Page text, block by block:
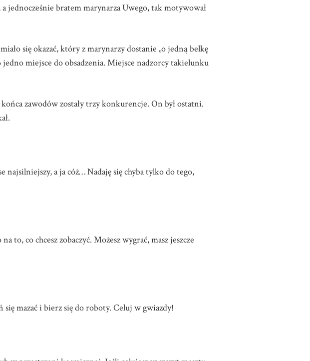
jednocześnie bratem marynarza Uwego, tak motywował
się okazać, który z marynarzy dostanie „o jedną belkę
miejsce do obsadzenia. Miejsce nadzorcy takielunku
zawodów zostały trzy konkurencje. On był ostatni.
najsilniejszy, a ja cóż… Nadaję się chyba tylko do tego,
co chcesz zobaczyć. Możesz wygrać, masz jeszcze
mazać i bierz się do roboty. Celuj w gwiazdy!